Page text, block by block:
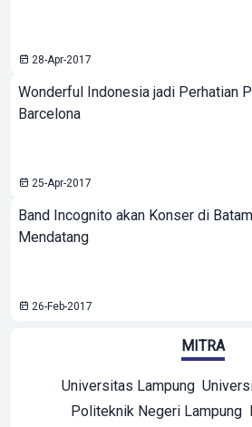
28-Apr-2017
Wonderful Indonesia jadi Perhatian
Barcelona
25-Apr-2017
Band Incognito akan Konser di
Mendatang
26-Feb-2017
MITRA
Universitas Lampung
Politeknik Negeri Lampung